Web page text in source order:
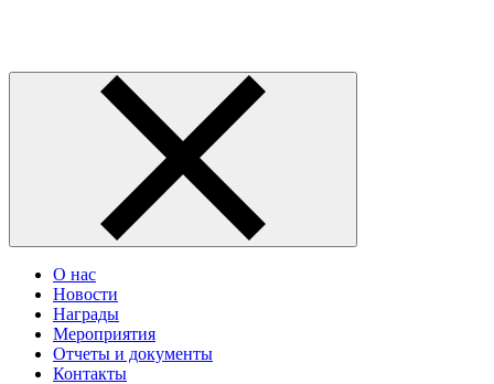
О нас
Новости
Награды
Мероприятия
Отчеты и документы
Контакты